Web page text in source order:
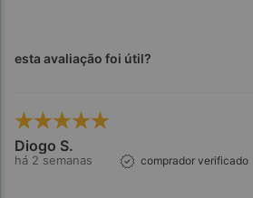
Observações:
esta avaliação foi útil?
Diogo S.
há 2 semanas comprador verificado